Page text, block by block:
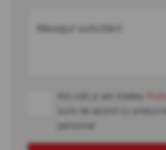
Mesajul solicitării
Am citit și am înțeles
sunt de acord cu
personal